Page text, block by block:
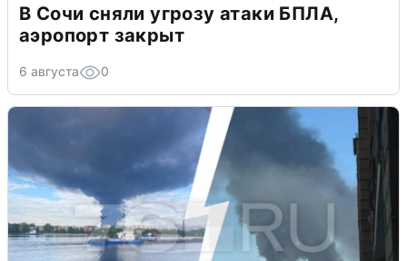
В Сочи сняли угрозу атаки БПЛА,
аэропорт закрыт
6 августа 0